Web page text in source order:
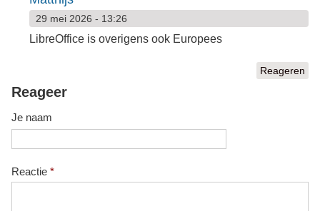
29 mei 2026 - 13:26
LibreOffice is overigens ook Europees
Reageren
Reageer
Je naam
Reactie *